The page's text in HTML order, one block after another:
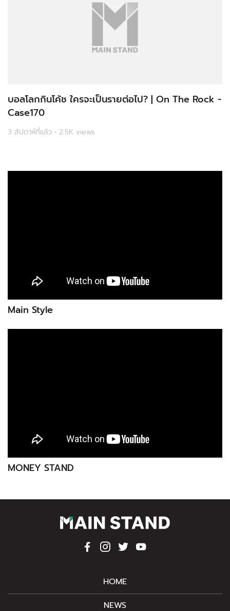
บอลโลกกินโค้ช ใครจะเป็นรายต่อไป? | On The Rock -
Case170
3 สัปดาห์ที่แล้ว • 2.5K views
Main Style
MONEY STAND
HOME
NEWS